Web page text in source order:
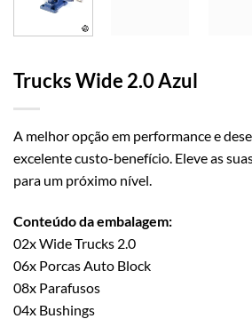
Trucks Wide 2.0 Azul
A melhor opção em performance e
excelente custo-benefício. Eleve as
para um próximo nível.
Conteúdo da embalagem:
02x Wide Trucks 2.0
06x Porcas Auto Block
08x Parafusos
04x Bushings